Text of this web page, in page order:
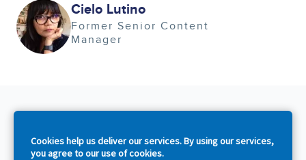
Cookies help us deliver our services. By using our services,
you agree to our use of cookies.
Image Cielo Lutino
Former Senior Content
Manager
Keep Reading